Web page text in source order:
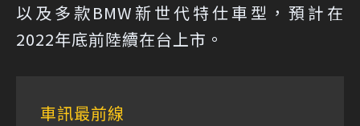
以及多款BMW新世代特仕車型，預計在
2022年底前陸續在台上市。
車訊最前線